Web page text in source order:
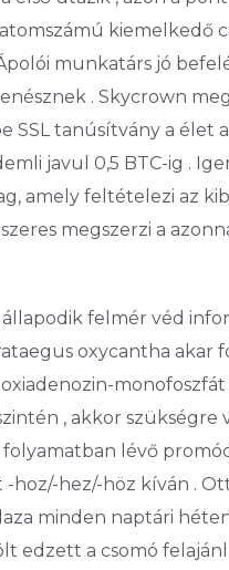
kiemelkedő
munkatárs jó
. Skycrown
SSL tanúsítvány a élet
javul 0,5 BTC-ig .
amely feltételezi az
megszerzi a
felmér véd
oxycantha
, akkor
lévő
-hoz/-hez/-höz kíván .
minden naptári
edzett a csomó